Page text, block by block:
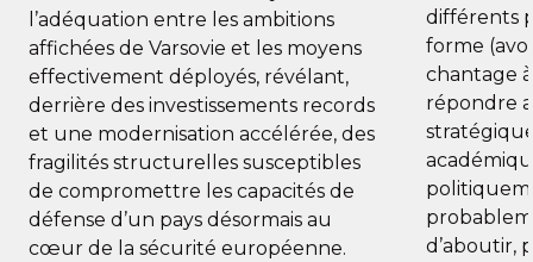
l’adéquation entre les ambitions
affichées de Varsovie et les moyens
effectivement déployés, révélant,
derrière des investissements records
et une modernisation accélérée, des
fragilités structurelles susceptibles
de compromettre les capacités de
défense d’un pays désormais au
cœur de la sécurité européenne.
différents
forme
chantage
répondre
d’aboutir,